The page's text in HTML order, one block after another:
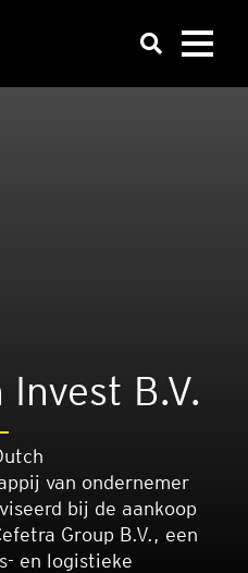
B.V.
van ondernemer
bij de aankoop
Group B.V., een
en logistieke